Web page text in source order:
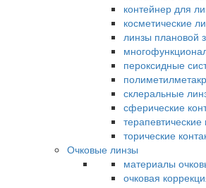
контейнер для
косметические
линзы плановой
пероксидные
склеральные
сферические
торические
Очковые линзы
материалы
очковая